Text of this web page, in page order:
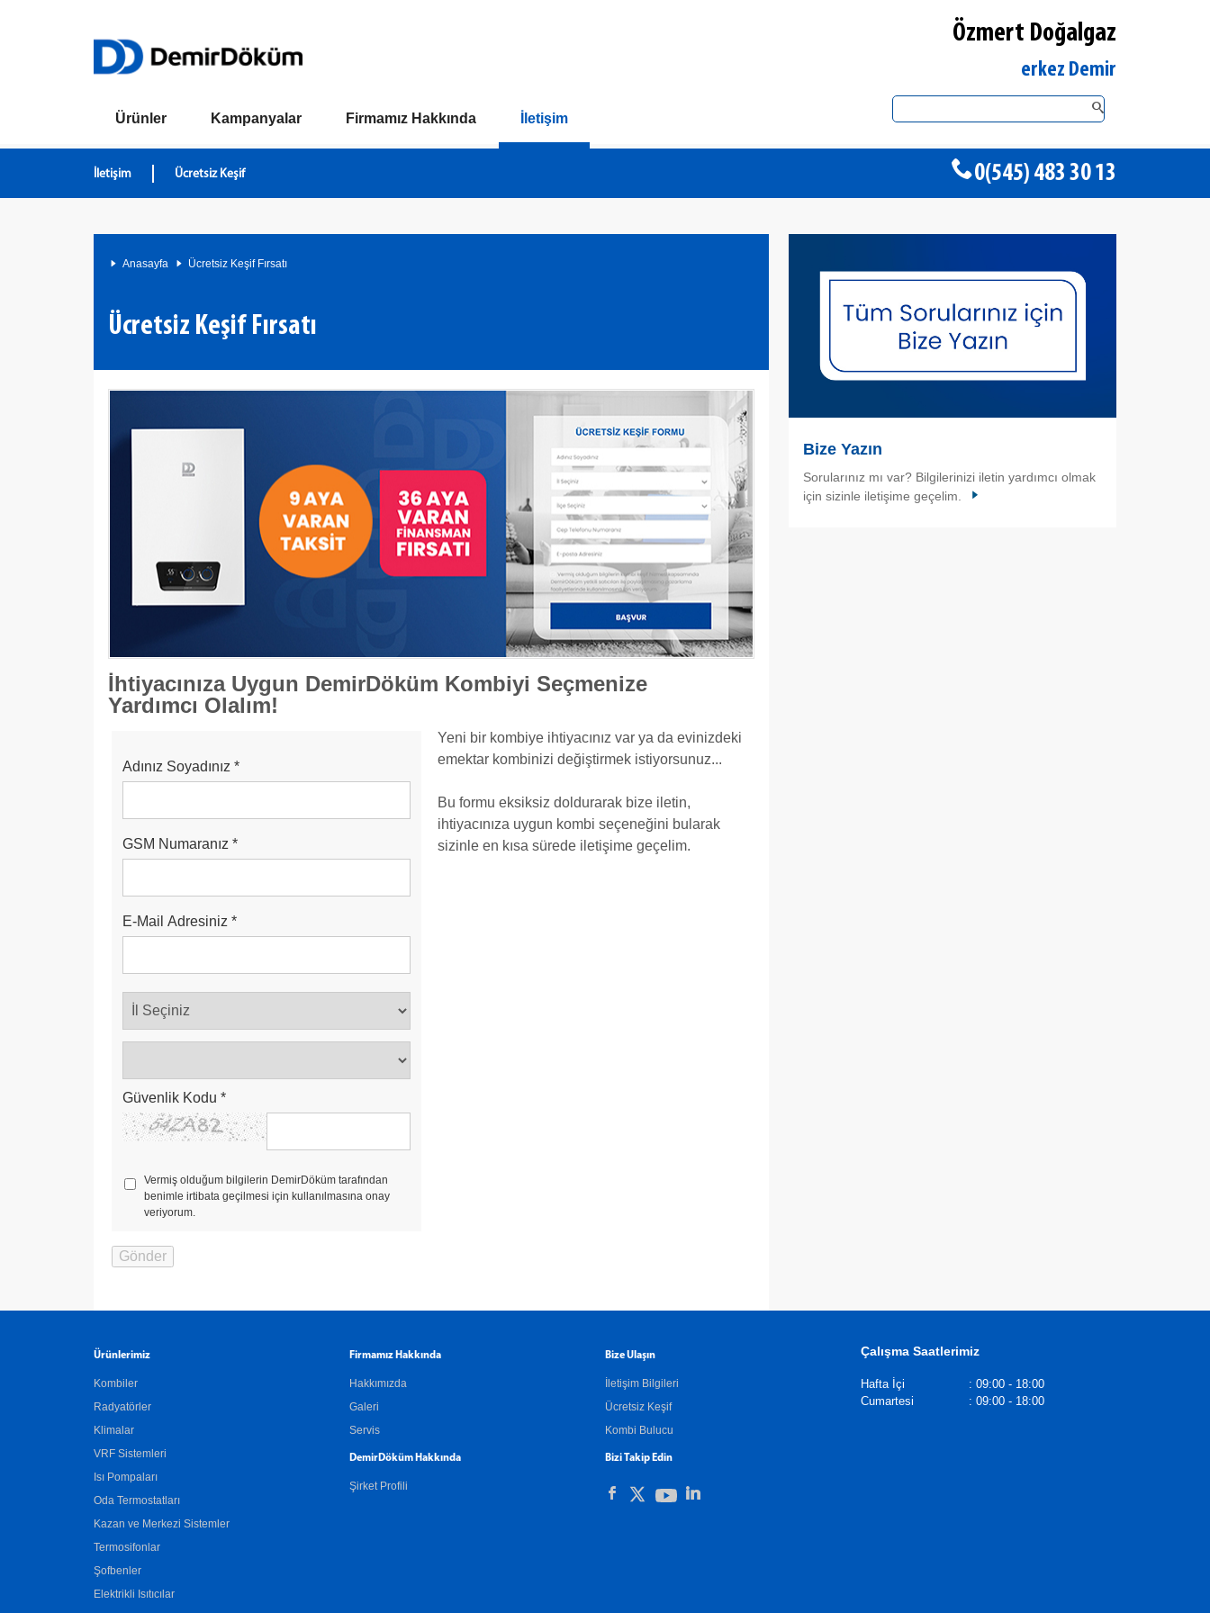
Özmert Doğalgaz
Düzce Merkez DemirDöküm Yetkili
Ürünler Kampanyalar Firmamız Hakkında İletişim
İletişim Ücretsiz Keşif 0(545) 483 30 13
Anasayfa Ücretsiz Keşif Fırsatı
Ücretsiz Keşif Fırsatı
İhtiyacınıza Uygun DemirDöküm Kombiyi Seçmenize
Yardımcı Olalım!
Adınız Soyadınız*
GSM Numaranız*
E-Mail Adresiniz*
Güvenlik Kodu*
Vermiş olduğum bilgilerin DemirDöküm tarafından
benimle irtibata geçilmesi için kullanılmasına onay
veriyorum.
Yeni bir kombiye ihtiyacınız var ya da evinizdeki
emektar kombinizi değiştirmek istiyorsunuz...
Bu formu eksiksiz doldurarak bize iletin,
ihtiyacınıza uygun kombi seçeneğini bularak
sizinle en kısa sürede iletişime geçelim.
Bize Yazın
Sorularınız mı var? Bilgilerinizi iletin yardımcı olmak
için sizinle iletişime geçelim.
Ürünlerimiz
Kombiler
Radyatörler
Klimalar
VRF Sistemleri
Isı Pompaları
Oda Termostatları
Kazan ve Merkezi Sistemler
Termosifonlar
Şofbenler
Elektrikli Isıtıcılar
Firmamız Hakkında
Hakkımızda
Galeri
Servis
DemirDöküm Hakkında
Şirket Profili
Bize Ulaşın
İletişim Bilgileri
Ücretsiz Keşif
Kombi Bulucu
Bizi Takip Edin
Çalışma Saatlerimiz
Hafta İçi : 09:00 - 18:00
Cumartesi
: 09:00 - 18:00